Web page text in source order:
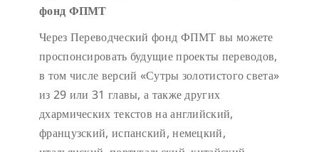
фонд ФПМТ
Через Переводческий фонд ФПМТ вы можете
проспонсировать будущие проекты переводов,
в том числе версий «Сутры золотистого света»
из 29 или 31 главы, а также других
дхармических текстов на английский,
французский, испанский, немецкий,